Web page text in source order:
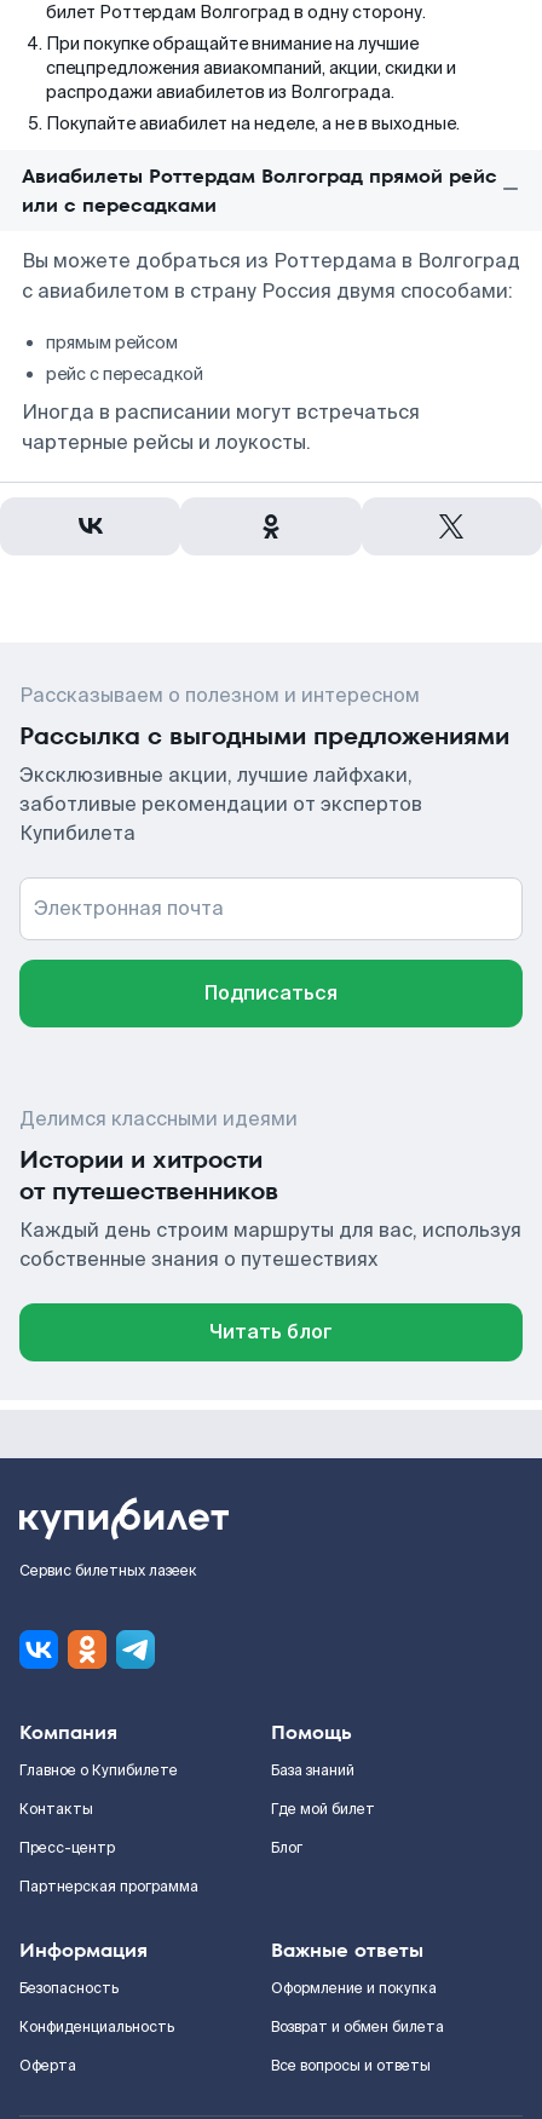
билет Роттердам Волгоград в одну сторону.
При покупке обращайте внимание на лучшие
спецпредложения авиакомпаний, акции, скидки и
распродажи авиабилетов из Волгограда.
Покупайте авиабилет на неделе, а не в выходные.
Авиабилеты Роттердам Волгоград прямой рейс
или с пересадками
Вы можете добраться из Роттердама в Волгоград
с авиабилетом в страну Россия двумя способами:
прямым рейсом
рейс с пересадкой
Иногда в расписании могут встречаться
чартерные рейсы и лоукосты.
Рассказываем о полезном и интересном
Рассылка с выгодными предложениями
Эксклюзивные акции, лучшие лайфхаки,
заботливые рекомендации от экспертов
Купибилета
Электронная почта
Подписаться
Делимся классными идеями
Истории и хитрости
от путешественников
Каждый день строим маршруты для вас, используя
собственные знания о путешествиях
Читать блог
Сервис билетных лазеек
Компания
Главное о Купибилете
Контакты
Пресс-центр
Партнерская программа
Помощь
База знаний
Где мой билет
Блог
Информация
Безопасность
Конфиденциальность
Оферта
Важные ответы
Оформление и покупка
Возврат и обмен билета
Все вопросы и ответы